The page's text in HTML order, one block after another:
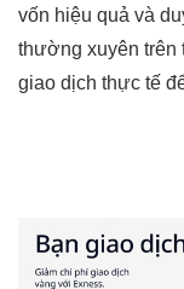
vốn hiệu quả và
thường xuyên trên
giao dịch thực tế